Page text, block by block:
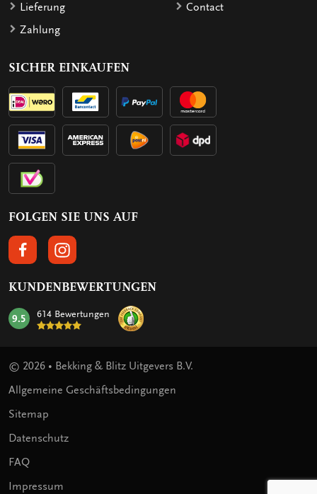
Lieferung
Zahlung
Contact
SICHER EINKAUFEN
FOLGEN SIE UNS AUF
FOLGEN SIE UNS AUF FACEBOOK
FOLGEN SIE UNS AUF INSTAGRAM
KUNDENBEWERTUNGEN
mark:
9.5 614 Bewertungen
© 2026 • Bekking & Blitz Uitgevers B.V.
Allgemeine Geschäftsbedingungen
Sitemap
Datenschutz
FAQ
Impressum